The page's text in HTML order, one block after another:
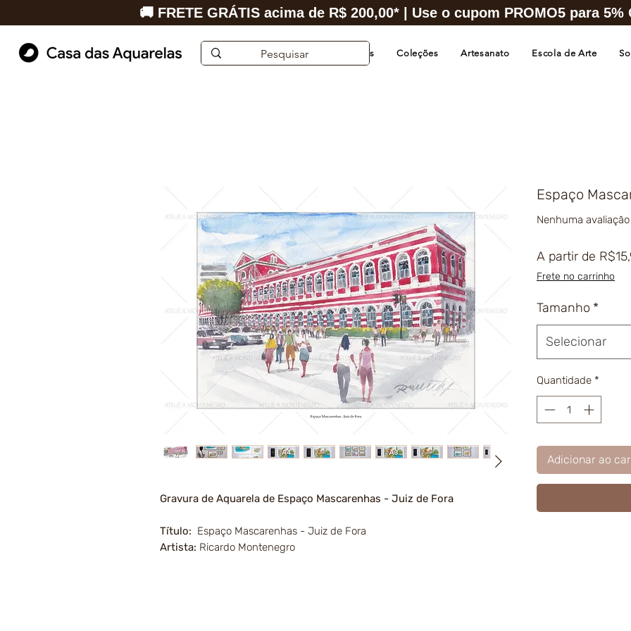
Aquarelas de Cidades Coleções Artesanato Escola de Arte
🚚 FRETE GRÁTIS acima de R$ 200,00* | Use o cupom PROMO5 para
Gravura de Aquarela de Espaço Mascarenhas - Juiz de Fora
Título: Espaço Mascarenhas - Juiz de Fora
Artista: Ricardo Montenegro
Espaço
Nenhuma avaliação
A partir de
Frete no carrinho
Tamanho *
Selecionar
Quantidade *
Adicionar ao